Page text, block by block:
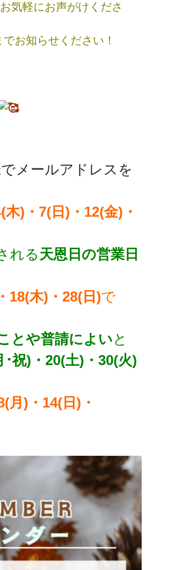
気軽にお声がけくださ
お知らせください！
メールアドレスを
)・7(日)・12(金)・
れる天恩日の営業日
18(木)・28(日)で
とや普請によいと
祝)・20(土)・30(火)
月)・14(日)・